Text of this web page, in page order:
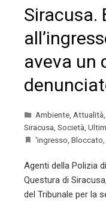
Siracusa.
aveva un
Ambiente, Attualità,
Siracusa, Società,
'ingresso, Bloccato,
Agenti della Polizia
Questura di
del Tribunale per la